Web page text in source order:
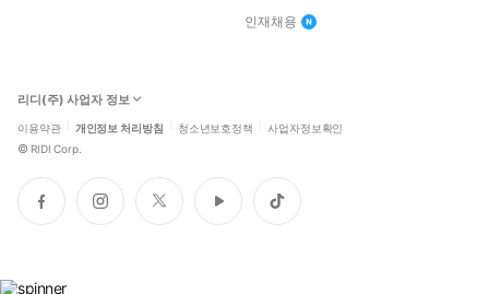
인재채용
리디(주) 사업자 정보
이용약관 개인정보 처리방침 청소년보호정책 사업자정보확인
© RIDI Corp.
페
이
인
스
트
위
유
튜
틱
톡